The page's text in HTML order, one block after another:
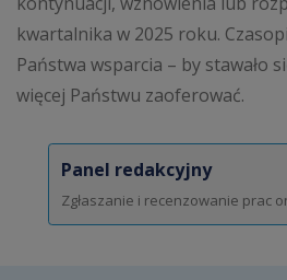
kwartalnika w 2025 roku.
Państwa wsparcia – by stawało
więcej Państwu zaoferować.
Panel redakcyjny
Zgłaszanie i recenzowanie prac